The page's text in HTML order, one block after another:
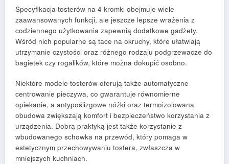
Specyfikacja tosterów na 4 kromki obejmuje wiele
zaawansowanych funkcji, ale jeszcze lepsze wrażenia z
codziennego użytkowania zapewnią dodatkowe gadżety.
Wśród nich popularne są tace na okruchy, które ułatwiają
utrzymanie czystości oraz różnego rodzaju podgrzewacze do
bagietek czy rogalików, które można dokupić osobno.
Niektóre modele tosterów oferują także automatyczne
centrowanie pieczywa, co gwarantuje równomierne
opiekanie, a antypoślizgowe nóżki oraz termoizolowana
obudowa zwiększają komfort i bezpieczeństwo korzystania z
urządzenia. Dobrą praktyką jest także korzystanie z
wbudowanego schowka na przewód, który pomaga w
estetycznym przechowywaniu tostera, zwłaszcza w
mniejszych kuchniach.